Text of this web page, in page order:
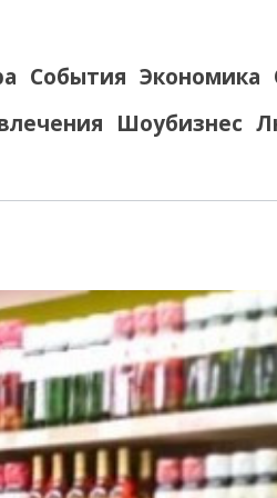
События Экономика
Шоубизнес